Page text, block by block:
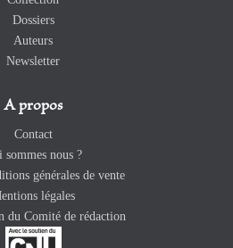
Dossiers
Auteurs
Newsletter
A propos
Contact
sommes nous ?
générales de vente
légales
du Comité de rédaction